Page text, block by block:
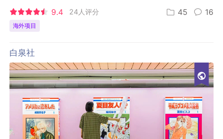
9.4 24人评分 45 16
海外项目
白泉社